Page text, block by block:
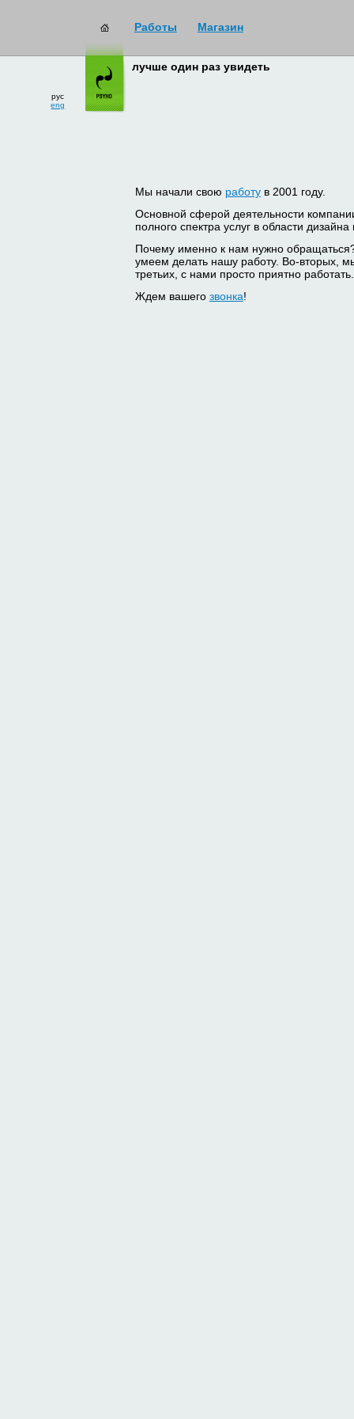
Работы Магазин
рус
eng
лучше один раз увидеть
Мы начали свою работув 2001 году.
Основной сферой деятельности
полного спектра услуг в области
Почему именно к нам нужно
умеем делать нашу работу. Во-вторых,
третьих, с нами просто приятно работать.
Ждем вашего звонка!